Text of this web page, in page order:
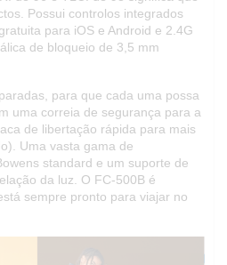
Possui controlos integrados
para iOS e Android e 2.4G
de bloqueio de 3,5 mm
para que cada uma possa
uma correia de segurança para a
de libertação rápida para mais
Uma vasta gama de
standard e um suporte de
da luz. O FC-500B é
sempre pronto para viajar no